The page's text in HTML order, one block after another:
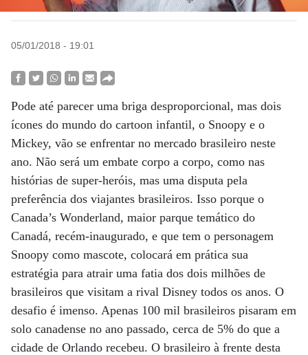
05/01/2018 - 19:01
Pode até parecer uma briga desproporcional, mas dois
ícones do mundo do cartoon infantil, o Snoopy e o
Mickey, vão se enfrentar no mercado brasileiro neste
ano. Não será um embate corpo a corpo, como nas
histórias de super-heróis, mas uma disputa pela
preferência dos viajantes brasileiros. Isso porque o
Canada’s Wonderland, maior parque temático do
Canadá, recém-inaugurado, e que tem o personagem
Snoopy como mascote, colocará em prática sua
estratégia para atrair uma fatia dos dois milhões de
brasileiros que visitam a rival Disney todos os anos. O
desafio é imenso. Apenas 100 mil brasileiros pisaram em
solo canadense no ano passado, cerca de 5% do que a
cidade de Orlando recebeu. O brasileiro à frente desta